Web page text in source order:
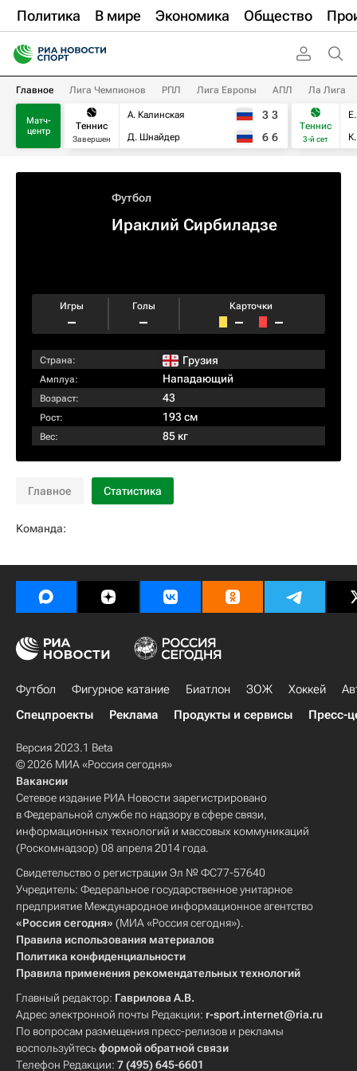
Политика В мире Экономика Общество
Главное Лига Чемпионов РПЛ Лига Европы АПЛ Ла Лига
Матч-
центр
Теннис
Завершен
А. Калинская
Д. Шнайдер
3 3
6 6
Теннис
3-й сет
Футбол
Ираклий Сирбиладзе
Игры
–
Голы
–
Карточки
– –
Страна: Грузия
Амплуа: Нападающий
Возраст: 43
Рост: 193 см
Вес: 85 кг
Главное Статистика
Команда:
Футбол Фигурное катание Биатлон ЗОЖ Хоккей
Спецпроекты
Реклама Продукты и сервисы Пресс-
Версия 2023.1 Beta
© 2026 МИА «Россия сегодня»
Вакансии
Сетевое издание РИА Новости зарегистрировано
в Федеральной службе по надзору в сфере связи,
информационных технологий и массовых коммуникаций
(Роскомнадзор) 08 апреля 2014 года.
Свидетельство о регистрации Эл № ФС77-57640
Учредитель: Федеральное государственное унитарное
предприятие Международное информационное агентство
«Россия сегодня» (МИА «Россия сегодня»).
Правила использования материалов
Политика конфиденциальности
Правила применения рекомендательных технологий
Главный редактор: Гаврилова А.В.
Адрес электронной почты Редакции: r-sport.internet@ria.ru
По вопросам размещения пресс-релизов и рекламы
воспользуйтесьформой обратной связи
Телефон Редакции: 7 (495) 645-6601